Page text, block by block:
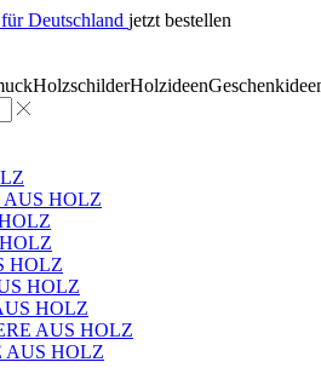
Deutschland jetzt bestellen
HolzschilderHolzideen
HOLZ
HOLZ
HOLZ
HOLZ
AUS HOLZ
AUS HOLZ